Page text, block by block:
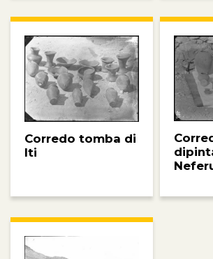
Corredo tomba di
Iti